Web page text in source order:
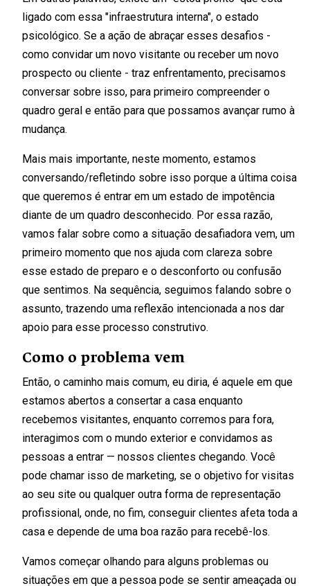
ligado com essa "infraestrutura interna", o estado
psicológico. Se a ação de abraçar esses desafios -
como convidar um novo visitante ou receber um novo
prospecto ou cliente - traz enfrentamento, precisamos
conversar sobre isso, para primeiro compreender o
quadro geral e então para que possamos avançar rumo à
mudança.
Mais mais importante, neste momento, estamos
conversando/refletindo sobre isso porque a última coisa
que queremos é entrar em um estado de impotência
diante de um quadro desconhecido. Por essa razão,
vamos falar sobre como a situação desafiadora vem, um
primeiro momento que nos ajuda com clareza sobre
esse estado de preparo e o desconforto ou confusão
que sentimos. Na sequência, seguimos falando sobre o
assunto, trazendo uma reflexão intencionada a nos dar
apoio para esse processo construtivo.
Como o problema vem
Então, o caminho mais comum, eu diria, é aquele em que
estamos abertos a consertar a casa enquanto
recebemos visitantes, enquanto corremos para fora,
interagimos com o mundo exterior e convidamos as
pessoas a entrar — nossos clientes chegando. Você
pode chamar isso de marketing, se o objetivo for visitas
ao seu site ou qualquer outra forma de representação
profissional, onde, no fim, conseguir clientes afeta toda a
casa e depende de uma boa razão para recebê-los.
Vamos começar olhando para alguns problemas ou
situações em que a pessoa pode se sentir ameaçada ou